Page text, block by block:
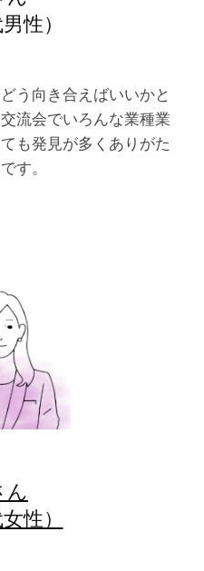
性）
う向き合えばいいかと
流会でいろんな業種業
も発見が多くありがた
す。
ん
性）